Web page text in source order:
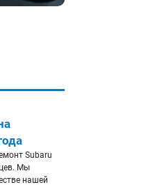
Subaru
Мы
нашей